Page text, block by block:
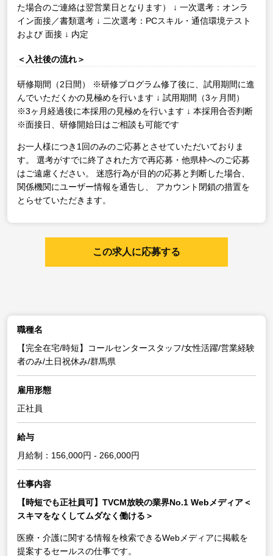
た場合のご連絡は翌営業日となります）
↓ 一次選考：オンラ
イン面接／書類選考 ↓ 二次選考：PCスキル・通信環境テスト
および 面接 ↓ 内定
＜入社後の流れ＞
研修期間（2日間）
※研修プログラム修了後に、試用期間に進
んでいただくかの見極めを行います ↓ 試用期間（3ヶ月間）
※3ヶ月経過後に本採用の見極めを行います ↓ 本採用合否判断
※面接日、研修開始日はご相談も可能です
お一人様につき1回のみのご応募とさせていただいておりま
す。
選考がすでに終了された方で再応募・他県枠へのご応募
はご遠慮ください。
迷惑行為が目的の応募と判断した場合、
関係機関にユーザー情報を通告し、
アカウント閉鎖の措置を
とらせていただきます。
この求人に応募する
職種名
【完全在宅/時短】コールセンタースタッフ/女性活躍/営業経験
者のみ/土日祝休み/群馬県
雇用形態
正社員
給与
月給制：156,000円 - 266,000円
仕事内容
【時短でも正社員可】TVCM放映の業界No.1 Webメディア＜
スキマをなくしてムダなく働ける＞
医療・介護に関する情報を検索できるWebメディアに掲載を
提案するセールスの仕事です。